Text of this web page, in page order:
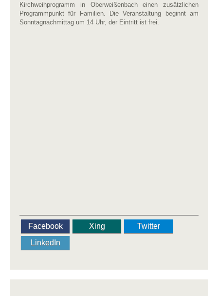
Kirchweihprogramm in Oberweißenbach einen zusätzlichen
Programmpunkt für Familien. Die Veranstaltung beginnt am
Sonntagnachmittag um 14 Uhr, der Eintritt ist frei.
Facebook Xing
Twitter
LinkedIn